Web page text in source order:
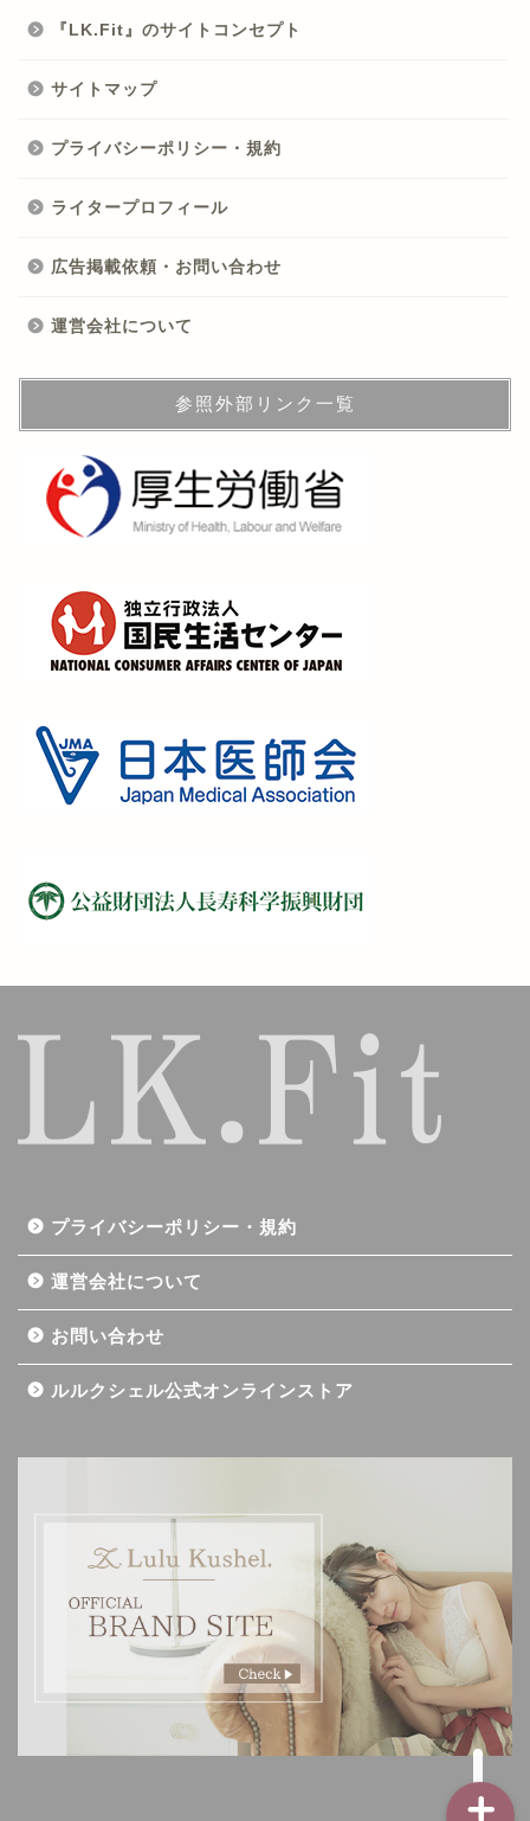
『LK.Fit』のサイトコンセプト
サイトマップ
プライバシーポリシー・規約
ライタープロフィール
広告掲載依頼・お問い合わせ
運営会社について
参照外部リンク一覧
プライバシーポリシー・規約
運営会社について
お問い合わせ
ルルクシェル公式オンラインストア
ダイエット
バストアップ（育乳）
ナイトブラの基礎知識